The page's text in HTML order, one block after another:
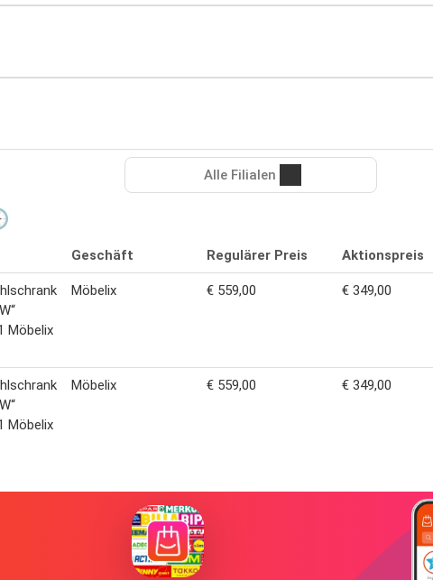
Alle Filialen
Geschäft Regulärer Preis Aktionspreis
Möbelix
Möbelix € 559,00 € 349,00
Möbelix
Möbelix € 559,00 € 349,00